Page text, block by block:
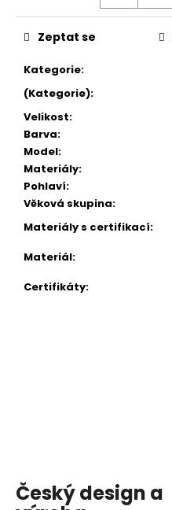
Kategorie:
(Kategorie):
Velikost:
Barva:
Model:
Materiály:
Pohlaví:
Věková skupina:
Materiály s certifikací:
Materiál:
Certifikáty:
Zeptat se
Český design a